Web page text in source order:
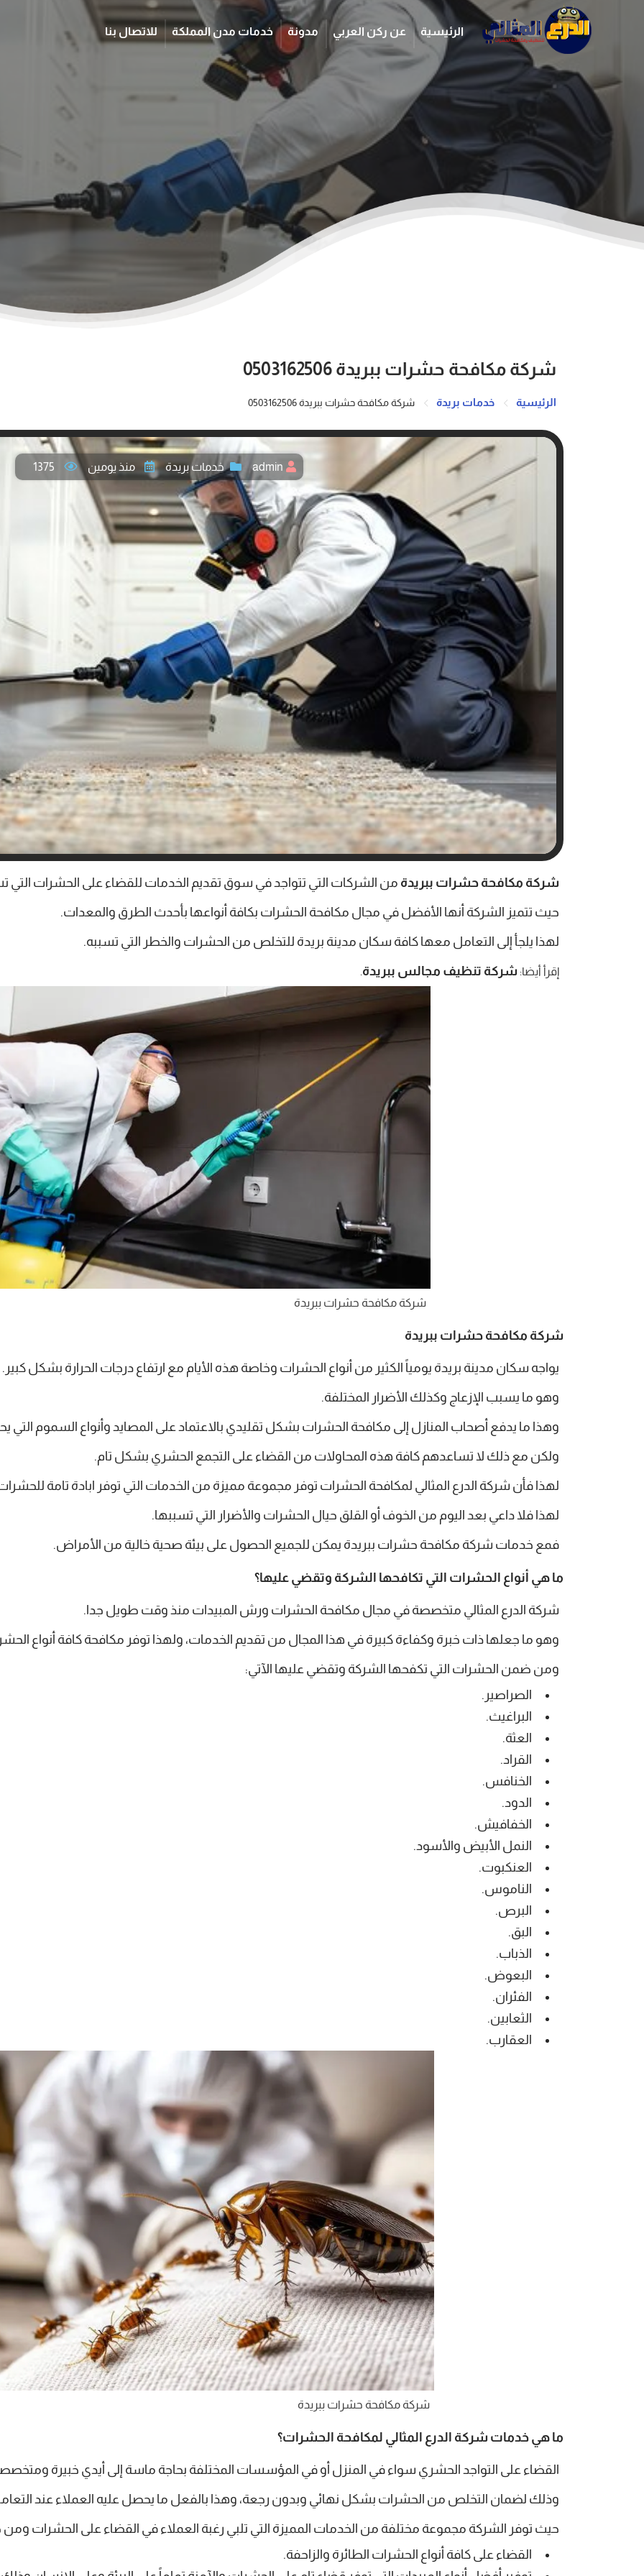
الرئيسية عن ركن العربي مدونة خدمات مدن المملكة للاتصال بنا
شركة مكافحة حشرات ببريدة 0503162506
الرئيسية خدمات بريدة شركة مكافحة حشرات ببريدة 0503162506
admin خدمات بريدة منذ يومين
شركة مكافحة حشرات ببريدة من الشركات التي تتواجد في سوق تقديم الخدمات للقضاء على الحشرات التي
حيث تتميز الشركة أنها الأفضل في مجال مكافحة الحشرات بكافة أنواعها بأحدث الطرق والمعدات.
لهذا يلجأ إلى التعامل معها كافة سكان مدينة بريدة للتخلص من الحشرات والخطر التي تسببه.
إقرأ أيضا: شركة تنظيف مجالس ببريدة.
شركة مكافحة حشرات ببريدة
شركة مكافحة حشرات ببريدة
يواجه سكان مدينة بريدة يومياً الكثير من أنواع الحشرات وخاصة هذه الأيام مع ارتفاع درجات الحرارة بشكل كبير.
وهو ما يسبب الإزعاج وكذلك الأضرار المختلفة.
وهذا ما يدفع أصحاب المنازل إلى مكافحة الحشرات بشكل تقليدي بالاعتماد على المصايد وأنواع السموم التي
ولكن مع ذلك لا تساعدهم كافة هذه المحاولات من القضاء على التجمع الحشري بشكل تام.
لهذا فأن شركة الدرع المثالي لمكافحة الحشرات توفر مجموعة مميزة من الخدمات التي توفر ابادة تامة للحشرات
لهذا فلا داعي بعد اليوم من الخوف أو القلق حيال الحشرات والأضرار التي تسببها.
فمع خدمات شركة مكافحة حشرات ببريدة يمكن للجميع الحصول على بيئة صحية خالية من الأمراض.
ما هي أنواع الحشرات التي تكافحها الشركة وتقضي عليها؟
شركة الدرع المثالي متخصصة في مجال مكافحة الحشرات ورش المبيدات منذ وقت طويل جدا.
وهو ما جعلها ذات خبرة وكفاءة كبيرة في هذا المجال من تقديم الخدمات، ولهذا توفر مكافحة كافة أنواع
ومن ضمن الحشرات التي تكفحها الشركة وتقضي عليها الآتي:
الصراصير.
البراغيث.
العثة.
القراد.
الخنافس.
الدود.
الخفافيش.
النمل الأبيض والأسود.
العنكبوت.
الناموس.
البرص.
البق.
الذباب.
البعوض.
الفئران.
الثعابين.
العقارب.
شركة مكافحة حشرات ببريدة
ما هي خدمات شركة الدرع المثالي لمكافحة الحشرات؟
القضاء على التواجد الحشري سواء في المنزل أو في المؤسسات المختلفة بحاجة ماسة إلى أيدي خبيرة
وذلك لضمان التخلص من الحشرات بشكل نهائي وبدون رجعة، وهذا بالفعل ما يحصل عليه العملاء عند
حيث توفر الشركة مجموعة مختلفة من الخدمات المميزة التي تلبي رغبة العملاء في القضاء على الحشرات
القضاء على كافة أنواع الحشرات الطائرة والزاحفة.